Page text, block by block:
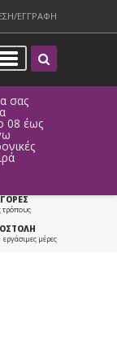
ΕΓΓΡΑΦΗ
σας
08 έως
>
τρόπους
μέρες